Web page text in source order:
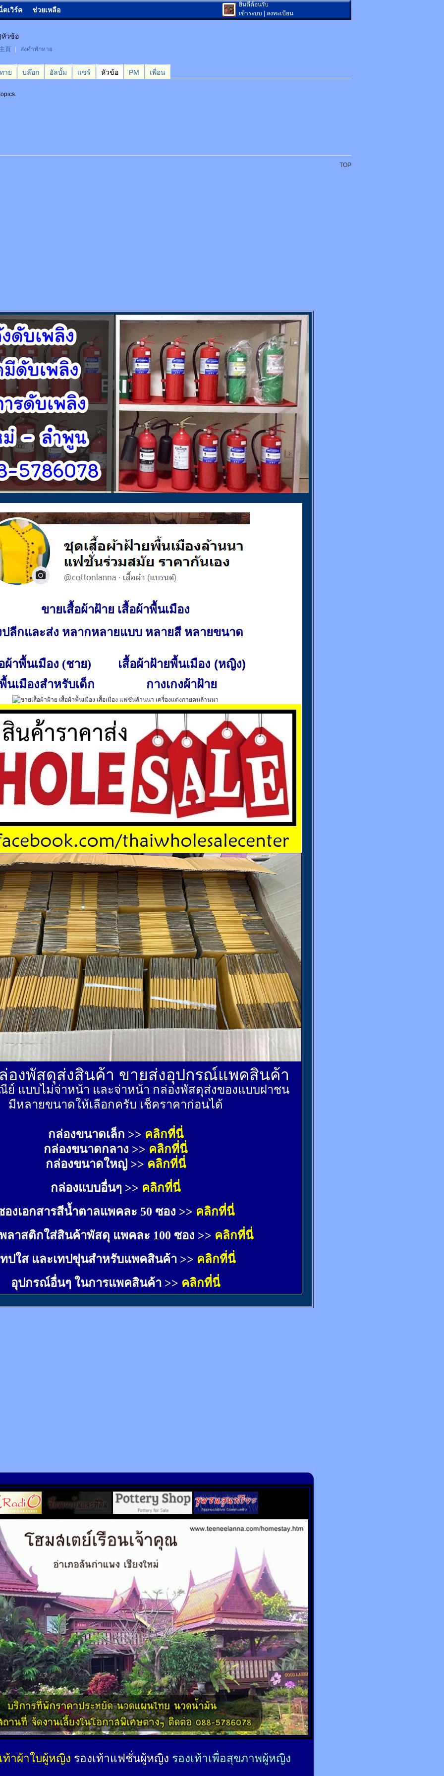
ตเวิร์ค ช่วยเหลือ
ยินดีต้อนรับ
เข้าระบบ
ลงทะเบียน
หัวข้อ
頁 ส่งคำทักทาย
าย บล๊อก อัลบั้ม แชร์ หัวข้อ PM เพื่อน
TOP
ขายเสื้อผ้าฝ้าย เสื้อผ้าพื้นเมือง
ลีกและส่ง หลากหลายแบบ หลายสี หลายขนาด
ผ้าพื้นเมือง (ชาย)
เสื้อผ้าฝ้ายพื้นเมือง (หญิง)
นเมืองสำหรับเด็ก
กางเกงผ้าฝ้าย
องพัสดุส่งสินค้า ขายส่งอุปกรณ์แพคสินค้า
ย์ แบบไม่จ่าหน้า และจ่าหน้า กล่องพัสดุส่งของแบบฝาชน
มีหลายขนาดให้เลือกครับ เช็คราคาก่อนได้
กล่องขนาดเล็ก >> คลิกที่นี่
กล่องขนาดกลาง >> คลิกที่นี่
กล่องขนาดใหญ่ >> คลิกที่นี่
กล่องแบบอื่นๆ >> คลิกที่นี่
องเอกสารสีน้ำตาลแพคละ 50 ซอง >> คลิกที่นี่
ลาสติกใส่สินค้าพัสดุ แพคละ 100 ซอง >> คลิกที่นี่
ทปใส และเทปขุ่นสำหรับแพคสินค้า >> คลิกที่นี่
อุปกรณ์อื่นๆ ในการแพคสินค้า >> คลิกที่นี่
ท้าผ้าใบผู้หญิง รองเท้าแฟชั่นผู้หญิง รองเท้าเพื่อสุขภาพผู้หญิง